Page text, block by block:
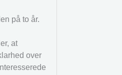
på to år.
at
over